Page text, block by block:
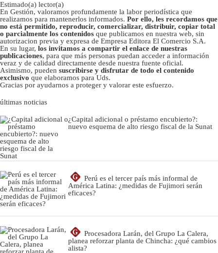
Estimado(a) lector(a)
En Gestión, valoramos profundamente la labor periodística que
realizamos para mantenerlos informados. Por ello, les recordamos que
no está permitido, reproducir, comercializar, distribuir, copiar total
o parcialmente los contenidos que publicamos en nuestra web, sin
autorizacion previa y expresa de Empresa Editora El Comercio S.A.
En su lugar, los invitamos a compartir el enlace de nuestras
publicaciones, para que más personas puedan acceder a información
veraz y de calidad directamente desde nuestra fuente oficial.
Asimismo, pueden suscribirse y disfrutar de todo el contenido
exclusivo que elaboramos para Uds.
Gracias por ayudarnos a proteger y valorar este esfuerzo.
últimas noticias
¿Capital adicional o préstamo encubierto?:
nuevo esquema de alto riesgo fiscal de la Sunat
G
Perú es el tercer país más informal de
América Latina: ¿medidas de Fujimori serán
eficaces?
G
Procesadora Larán, del Grupo La Calera,
planea reforzar planta de Chincha: ¿qué cambios
alista?